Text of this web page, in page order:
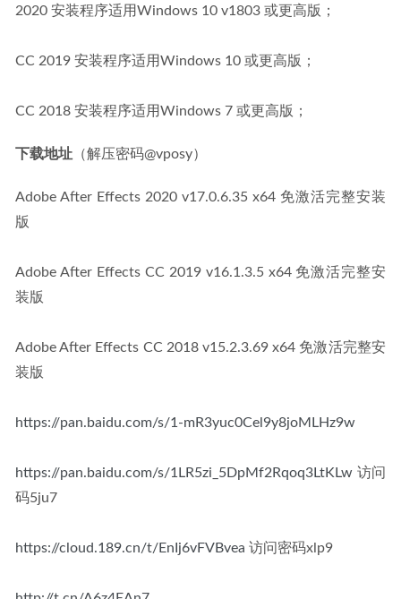
2020 安装程序适用Windows 10 v1803 或更高版；
CC 2019 安装程序适用Windows 10 或更高版；
CC 2018 安装程序适用Windows 7 或更高版；
下载地址 （解压密码@vposy）
Adobe After Effects 2020 v17.0.6.35 x64 免激活完整安装
版
Adobe After Effects CC 2019 v16.1.3.5 x64 免激活完整安
装版
Adobe After Effects CC 2018 v15.2.3.69 x64 免激活完整安
装版
https://pan.baidu.com/s/1-mR3yuc0Cel9y8joMLHz9w
https://pan.baidu.com/s/1LR5zi_5DpMf2Rqoq3LtKLw 访问
码5ju7
https://cloud.189.cn/t/EnIj6vFVBvea 访问密码xlp9